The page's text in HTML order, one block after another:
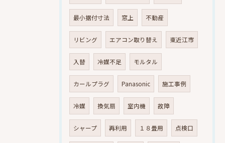
最小据付寸法 窓上 不動産
リビング エアコン取り替え 東近江市
入替 冷媒不足 モルタル
カールプラグ Panasonic 施工事例
冷媒 換気扇 室内機 故障
シャープ 再利用 １８畳用 点検口